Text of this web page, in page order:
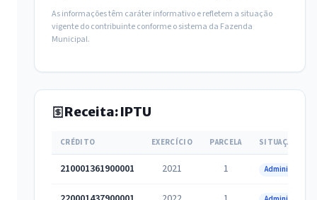
As informações têm caráter informativo e refletem a situação
vigente do contribuinte conforme o sistema da Fazenda
Municipal.
Receita: IPTU
CRÉDITO EXERCÍCIO PARCELA SITUAÇÃO
210001361900001 2021 1 Administrativa